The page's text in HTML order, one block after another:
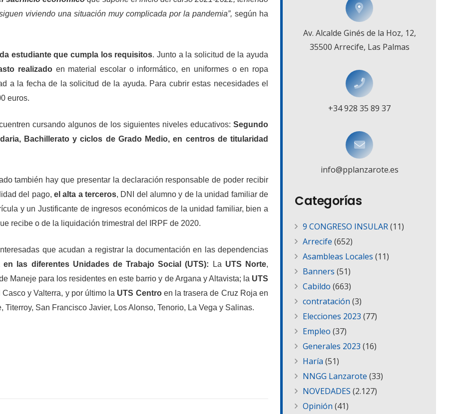
viviendo una situación muy complicada por la pandemia”, según ha
estudiante que cumpla los requisitos. Junto a la solicitud de la ayuda
realizadoen material escolar o informático, en uniformes o en ropa
a la fecha de la solicitud de la ayuda. Para cubrir estas necesidades el
euros.
cursando algunos de los siguientes niveles educativos: Segundo
Bachillerato y ciclos de Grado Medio, en centros de titularidad
también hay que presentar la declaración responsable de poder recibir
del pago, el alta a terceros, DNI del alumno y de la unidad familiar de
y un Justificante de ingresos económicos de la unidad familiar, bien a
recibe o de la liquidación trimestral del IRPF de 2020.
que acudan a registrar la documentación en las dependencias
las diferentes Unidades de Trabajo Social (UTS): La UTS Norte,
Maneje para los residentes en este barrio y de Argana y Altavista; la UTS
y Valterra, y por último la UTS Centroen la trasera de Cruz Roja en
San Francisco Javier, Los Alonso, Tenorio, La Vega y Salinas.
Av. Alcalde Ginés de la Hoz, 12,
35500 Arrecife, Las Palmas
+34 928 35 89 37
info@pplanzarote.es
Categorías
9 CONGRESO INSULAR(11)
Arrecife (652)
Asambleas Locales (11)
Banners (51)
Cabildo (663)
contratación (3)
Elecciones 2023 (77)
Empleo (37)
Generales 2023 (16)
Haría (51)
NNGG Lanzarote (33)
NOVEDADES (2.127)
Opinión (41)